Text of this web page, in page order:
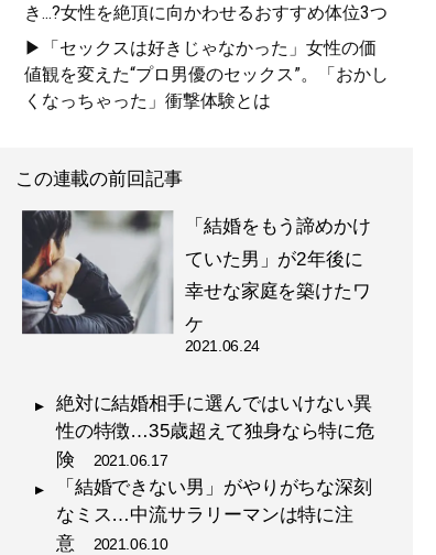
き...?女性を絶頂に向かわせるおすすめ体位3つ
▶「セックスは好きじゃなかった」女性の価
値観を変えた“プロ男優のセックス”。「おかし
くなっちゃった」衝撃体験とは
この連載の前回記事
「結婚をもう諦めかけ
ていた男」が2年後に
幸せな家庭を築けたワ
ケ
2021.06.24
絶対に結婚相手に選んではいけない異
性の特徴…35歳超えて独身なら特に危
険 2021.06.17
「結婚できない男」がやりがちな深刻
なミス…中流サラリーマンは特に注
意 2021.06.10